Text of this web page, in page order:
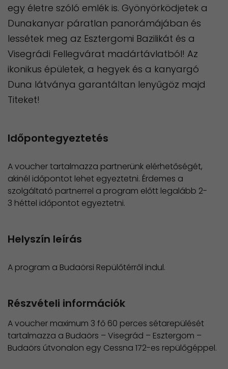
egy életre szóló emlék is. Gyönyörködjetek a
Dunakanyar páratlan panorámájában és
lessétek meg az Esztergomi Bazilikát és a
Visegrádi Fellegvárat madártávlatból! Az
ikonikus épületek, a hegyek és a kanyargó
Duna látványa garantáltan lenyűgöz majd
Titeket!
Időpontegyeztetés
A voucher tartalmazza partnerünk elérhetőségét,
akinél időpontot lehet egyeztetni. Érdemes a
szolgáltató partnerrel a program előtt legalább 2-
3 héttel időpontot egyeztetni.
Helyszín leírás
A program a Budaörsi Repülőtérről indul.
Részvételi információk
A voucher maximum 3 fő 60 perces sétarepülését
tartalmazza a Budaörs – Visegrád – Esztergom –
Budaörs útvonalon egy Cessna 172-es repülőgéppel.